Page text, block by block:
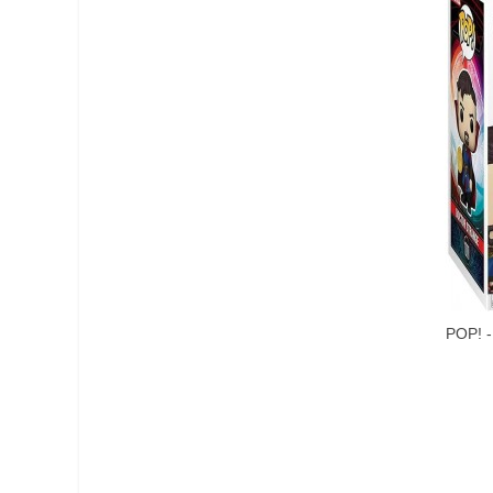
POP!